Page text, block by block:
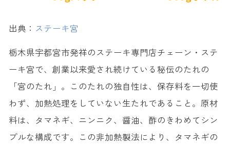
出典： ステーキ宮
栃木県宇都宮市発祥のステーキ専門店チェーン・ステ
ーキ宮で、創業以来愛され続けている秘伝のたれの
「宮のたれ」。このたれの独自性は、保存料を一切使
わず、加熱処理をしていない生たれであること。原材
料は、タマネギ、ニンニク、醤油、酢のきわめてシン
プルな構成です。この非加熱製法により、タマネギの